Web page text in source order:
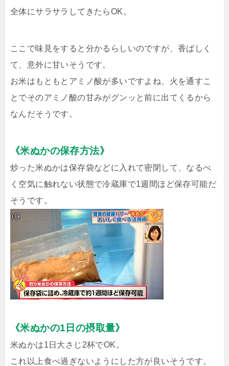
全体にサラサラしてきたらOK。
ここで味見をすると分かるらしいのですが、香ばしく
て、意外に甘いそうです。
お米はもともとアミノ酸が多いですよね、火を通すこ
とでそのアミノ酸の甘みがグンッと前に出てくるから
なんだそうです。
《米ぬかの保存方法》
炒った米ぬかは保存袋などに入れて密閉して、なるべ
く空気に触れない状態で冷蔵庫で1週間ほど保存可能だ
そうです。
《米ぬかの1日の摂取量》
米ぬかは1日大さじ2杯でOK。
これ以上食べ過ぎないようにした方が良いそうです。